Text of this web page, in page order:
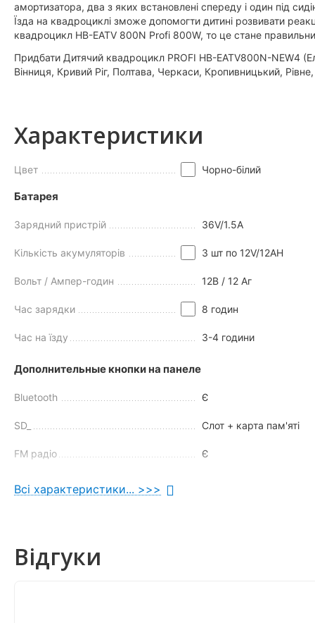
амортизатора, два з яких встановлені спереду і один під
Їзда на квадроциклі зможе допомогти дитині розвивати
квадроцикл HB-EATV 800N Profi 800W, то це стане
Придбати Дитячий квадроцикл PROFI HB-EATV800N-NEW4
Вінниця, Кривий Ріг, Полтава, Черкаси, Кропивницький,
Характеристики
Цвет Чорно-білий
Батарея
Зарядний пристрій 36V/1.5A
Кількість акумуляторів 3 шт по 12V/12AH
Вольт / Ампер-годин 12В / 12 Aг
Час зарядки 8 годин
Час на їзду 3-4 години
Дополнительные кнопки на панеле
Bluetooth Є
SD_ Слот + карта пам'яті
FM радіо Є
Запуск двигуна
Всі характеристики... >>>
Відгуки